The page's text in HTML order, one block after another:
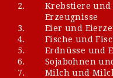
2.
Krebstiere und
Erzeugnisse
3.
Eier und
4.
Fische und
5.
Erdnüsse und
6.
Sojabohnen
7.
Milch und